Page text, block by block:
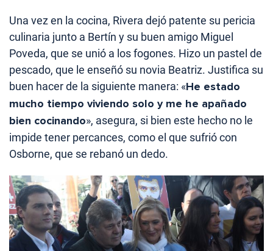
Una vez en la cocina, Rivera dejó patente su pericia
culinaria junto a Bertín y su buen amigo Miguel
Poveda, que se unió a los fogones. Hizo un pastel de
pescado, que le enseñó su novia Beatriz. Justifica su
buen hacer de la siguiente manera: «He estado
mucho tiempo viviendo solo y me he apañado
bien cocinando», asegura, si bien este hecho no le
impide tener percances, como el que sufrió con
Osborne, que se rebanó un dedo.